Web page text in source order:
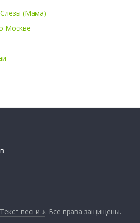
(Мама)
Москве
Текст песни ♪. Все права защищены.